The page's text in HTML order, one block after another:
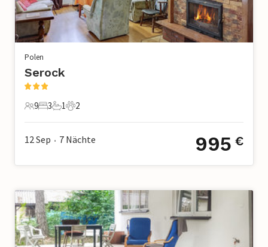
Polen
Serock
9 Gäste
9
3 Schlafzimmer
3
1 Badezimmer
1
2 Haustiere
2
12 Sep • 7 Nächte 995 €